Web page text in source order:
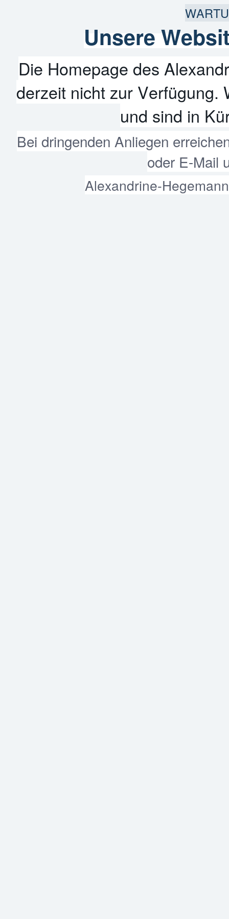
Unsere
Die Homepage des
derzeit nicht zur Verfügung.
und sind in
Bei dringenden Anliegen
oder E-Mail
Alexandrine-